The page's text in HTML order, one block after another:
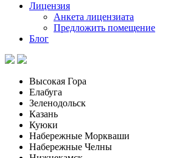
Лицензия
Анкета лицензиата
Предложить помещение
Блог
Высокая Гора
Елабуга
Зеленодольск
Казань
Куюки
Набережные Моркваши
Набережные Челны